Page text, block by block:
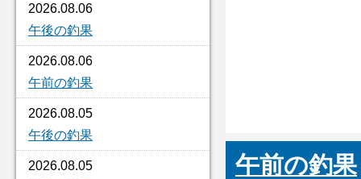
2026.08.06
午後の釣果
2026.08.06
午前の釣果
2026.08.05
午後の釣果
2026.08.05
午前の釣果